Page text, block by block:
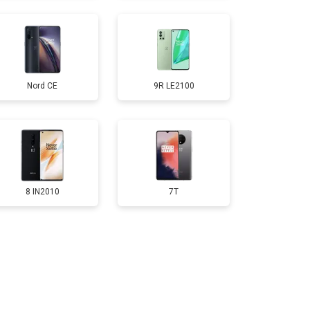
950 ₽ Заказать
1750 ₽ Заказать
3200 ₽ Заказать
1400 ₽
Nord CE 9R LE2100
8 IN2010 7T